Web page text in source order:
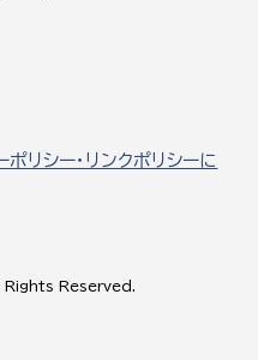
リシー・リンクポリシーに
Reserved.